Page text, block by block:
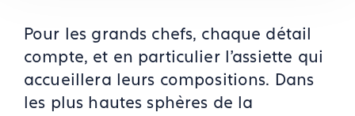
Pour les grands chefs, chaque détail
compte, et en particulier l’assiette qui
accueillera leurs compositions. Dans
les plus hautes sphères de la